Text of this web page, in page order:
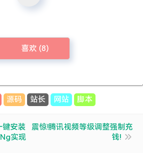
喜欢 (8)
源码 站长 网站 脚本
键安装
实现
震惊!腾讯视频等级调整强制充
钱!